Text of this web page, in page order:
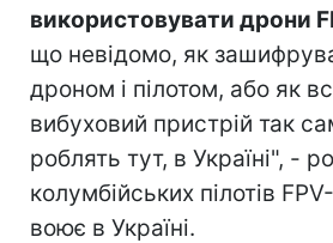
використовувати дрони
що невідомо, як
дроном і пілотом, або як
вибуховий пристрій так
роблять тут, в Україні", -
колумбійських пілотів
воює в Україні.